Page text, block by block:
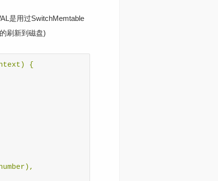
是用过SwitchMemtable
刷新到磁盘)
{